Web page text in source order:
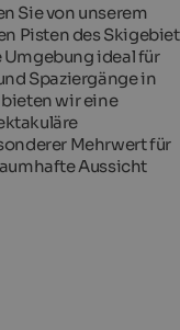
Sie von unserem
Pisten des
Umgebung ideal für
Spaziergänge in
bieten wir eine
Mehrwert für
Aussicht